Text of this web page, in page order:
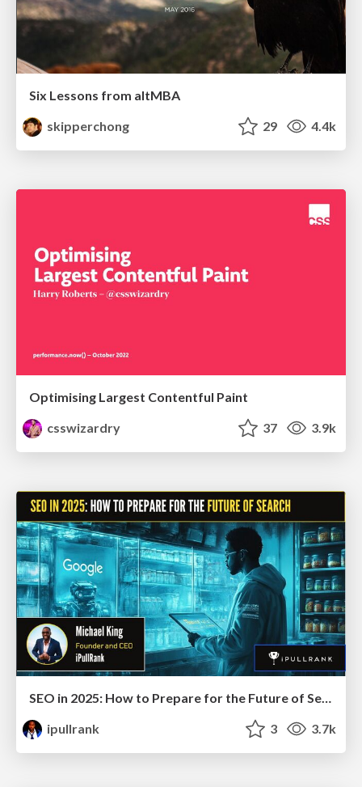
Six Lessons from altMBA
skipperchong
29 4.4k
Optimising Largest Contentful Paint
csswizardry
37 3.9k
SEO in 2025: How to Prepare for the Future of Search
ipullrank
3 3.7k